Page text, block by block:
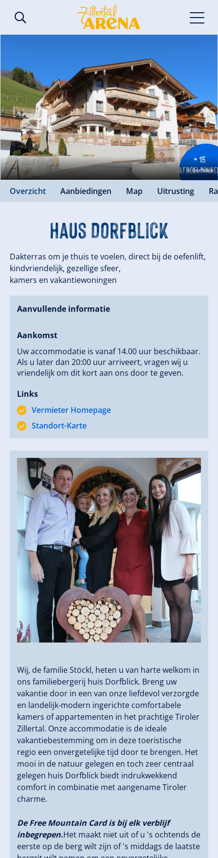
© Dorfblick
+ 15
Overzicht Aanbiedingen Map Uitrusting
Haus Dorfblick
Dakterras om je thuis te voelen, direct bij de oefenlift,
kindvriendelijk, gezellige sfeer,
kamers en vakantiewoningen
Aanvullende informatie
Aankomst
Uw accommodatie is vanaf 14.00 uur beschikbaar.
Als u later dan 20:00 uur arriveert, vragen wij u
vriendelijk om dit kort aan ons door te geven.
Links
Vermieter Homepage
Standort-Karte
Wij, de familie Stöckl, heten u van harte welkom in
ons familiebergerij huis Dorfblick. Breng uw
vakantie door in een van onze liefdevol verzorgde
en landelijk-modern ingerichte comfortabele
kamers of appartementen in het prachtige Tiroler
Zillertal. Onze accommodatie is de ideale
vakantiebestemming om in deze toeristische
regio een onvergetelijke tijd door te brengen. Het
mooi in de natuur gelegen en toch zeer centraal
gelegen huis Dorfblick biedt indrukwekkend
comfort in combinatie met aangename Tiroler
charme.
De Free Mountain Card is bij elk verblijf
inbegrepen.Het maakt niet uit of u 's ochtends de
eerste op de berg wilt zijn of 's middags de laatste